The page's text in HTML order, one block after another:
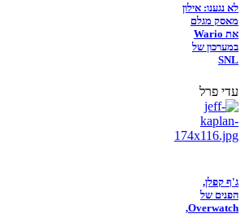
לא נגענו: אילון
מאסק מגלם
את Wario
במערכון של
SNL
עדי פרל
ג'ף קפלן,
הפנים של
Overwatch,